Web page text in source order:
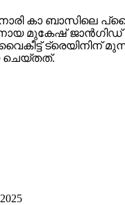
കാ ബാസിലെ
മുകേഷ് ജാന്‍ഗിഡ്
ട്രെയിനിന്